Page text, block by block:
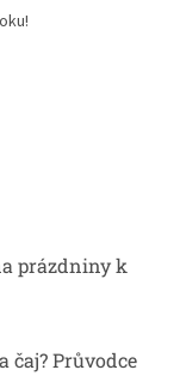
prázdniny k
Průvodce